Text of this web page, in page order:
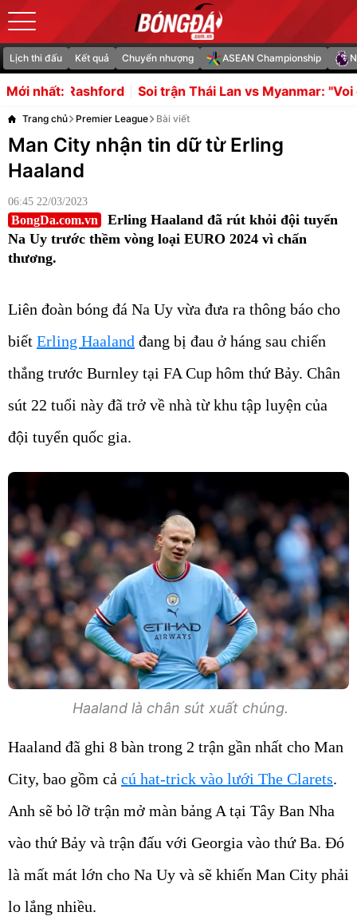
Lịch thi đấu Kết quả Chuyển nhượng ASEAN Championship
Mới nhất:
Soi trận Thái Lan vs Myanmar: "Voi chiến" hướng tới
Trang chủ Premier League Bài viết
Man City nhận tin dữ từ Erling
Haaland
06:45 22/03/2023
BongDa.com.vn
Erling Haaland đã rút khỏi đội tuyển
Na Uy trước thềm vòng loại EURO 2024 vì chấn
thương.
Liên đoàn bóng đá Na Uy vừa đưa ra thông báo cho
biết Erling Haaland đang bị đau ở háng sau chiến
thắng trước Burnley tại FA Cup hôm thứ Bảy. Chân
sút 22 tuổi này đã trở về nhà từ khu tập luyện của
đội tuyển quốc gia.
Haaland là chân sút xuất chúng.
Haaland đã ghi 8 bàn trong 2 trận gần nhất cho Man
City, bao gồm cả cú hat-trick vào lưới The Clarets.
Anh sẽ bỏ lỡ trận mở màn bảng A tại Tây Ban Nha
vào thứ Bảy và trận đấu với Georgia vào thứ Ba. Đó
là mất mát lớn cho Na Uy và sẽ khiến Man City phải
lo lắng nhiều.